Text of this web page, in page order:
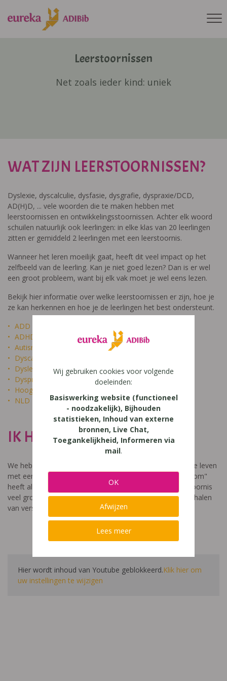
Leerstoornissen
Net zoals ieder kind: uniek
WAT ZIJN LEERSTOORNISSEN?
Dyslexie, dyscalculie, dysfasie, dysgrafie, dyspraxie/DCD,
AD(H)D, ... vele woorden die te maken hebben met
leerstoornissen en ontwikkelingsstoornissen. Achter elk woord
schuilen natuurlijk ook leerlingen: in elke klas van 20 leerlingen
zitten er gemiddeld 2 leerlingen met een leerstoornis.
Wanneer het leren moeilijk gaat, heeft dit veel impact op het
zelfbeeld van de leerling. Kan je niet goed lezen? Dan is er wel
een groot probleem, want bij elk vak moet je wel eens lezen.
Bekijk hier informatie over welke leerstoornissen er zijn, hoe je
ze kan herkennen en hoe je de leerlingen het best ondersteunt.
ADD
ADHD
Autisme
Dyscalculie
Dyslexie
Dyspraxie
Hoogbegaafdheid
NLD
IK HEET NIET DOM
We hebben een video gemaakt die toont hoe het is om te leven
met een leerstoornis. De film met als titel: "Ik heet niet dom"
heeft als doel aan te tonen dat de impact van een leerstoornis
veel groter is dan enkel wat je ziet in de klas. Je hoort verhalen
van verschillende leerlingen en ouders.
Hier wordt inhoud van Youtube geblokkeerd.Klik hier om
uw instellingen te wijzigen
Wij gebruiken cookies voor volgende
doeleinden:
Basiswerking website (functioneel
- noodzakelijk), Bijhouden
statistieken, Inhoud van externe
bronnen, Live Chat,
Toegankelijkheid, Informeren via
mail.
OK
Afwijzen
Lees meer